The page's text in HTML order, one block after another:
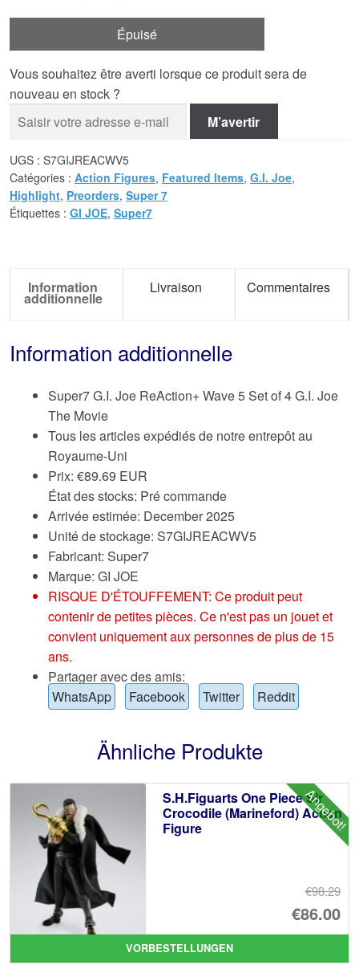
Épuisé
Vous souhaitez être averti lorsque ce produit sera de
nouveau en stock ?
M’avertir
UGS : S7GIJREACWV5
Catégories : Action Figures, Featured Items, G.I. Joe,
Highlight, Preorders, Super 7
Étiquettes : GI JOE, Super7
Information
additionnelle
Livraison Commentaires
Information additionnelle
Super7 G.I. Joe ReAction+ Wave 5 Set of 4 G.I. Joe
The Movie
Tous les articles expédiés de notre entrepôt au
Royaume-Uni
Prix: €89.69 EUR
État des stocks: Pré commande
Arrivée estimée: December 2025
Unité de stockage: S7GIJREACWV5
Fabricant: Super7
Marque: GI JOE
RISQUE D'ÉTOUFFEMENT: Ce produit peut
contenir de petites pièces. Ce n'est pas un jouet et
convient uniquement aux personnes de plus de 15
ans.
Partager avec des amis:
WhatsApp
Facebook Twitter Reddit
Ähnliche Produkte
Angebot!
S.H.Figuarts One Piece Sir
Crocodile (Marineford) Action
Figure
€98.29
€86.00
VORBESTELLUNGEN